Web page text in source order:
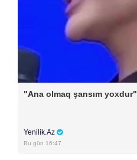
"Ana olmaq şansım yoxdur"
Yenilik.Az
Bu gün 16:47